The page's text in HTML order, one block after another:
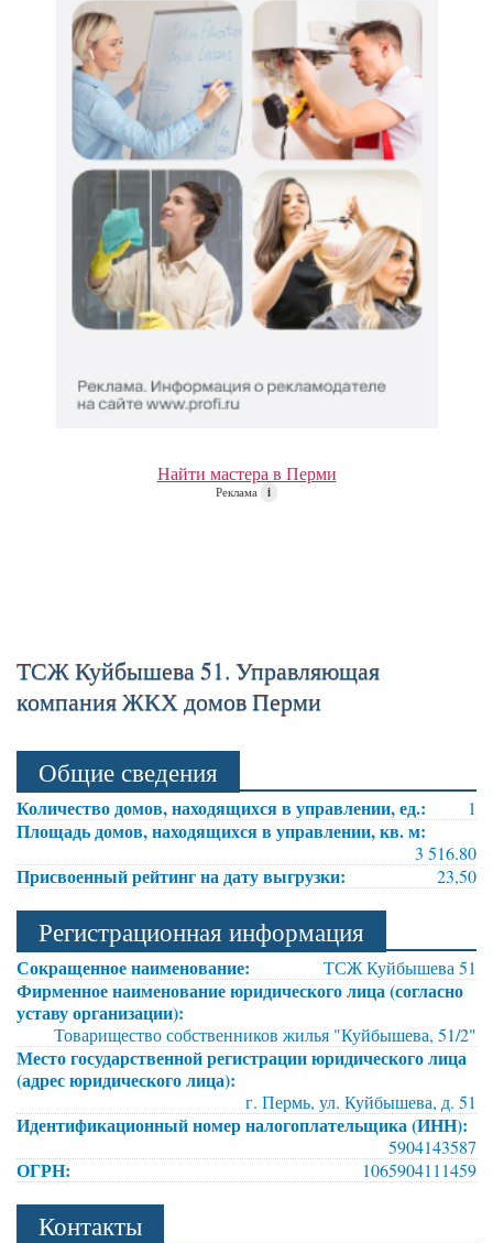
Найти мастера в Перми
Реклама i
ТСЖ Куйбышева 51. Управляющая
компания ЖКХ домов Перми
Общие сведения
Количество домов, находящихся в управлении, ед.: 1
Площадь домов, находящихся в управлении, кв. м:
3 516.80
Присвоенный рейтинг на дату выгрузки: 23,50
Регистрационная информация
Сокращенное наименование: ТСЖ Куйбышева 51
Фирменное наименование юридического лица (согласно
уставу организации):
Товарищество собственников жилья "Куйбышева, 51/2"
Место государственной регистрации юридического лица
(адрес юридического лица):
г. Пермь, ул. Куйбышева, д. 51
Идентификационный номер налогоплательщика (ИНН):
5904143587
ОГРН: 1065904111459
Контакты